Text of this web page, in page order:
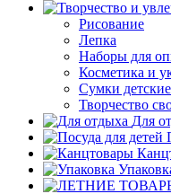
Рисование
Лепка
Наборы для
Косметика и
Сумки детские
Творчество
Для